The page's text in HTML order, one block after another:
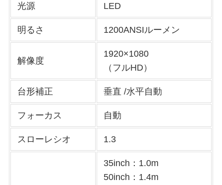
光源 LED
明るさ 1200ANSIルーメン
解像度
1920×1080
（フルHD）
台形補正 垂直 /水平自動
フォーカス 自動
スローレシオ 1.3
35inch：1.0m
50inch：1.4m